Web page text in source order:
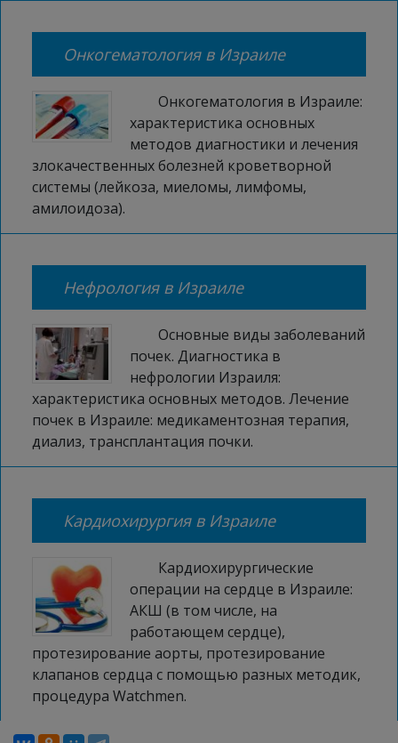
Онкогематология в Израиле
Онкогематология в Израиле:
характеристика основных
методов диагностики и лечения
злокачественных болезней кроветворной
системы (лейкоза, миеломы, лимфомы,
амилоидоза).
Нефрология в Израиле
Основные виды заболеваний
почек. Диагностика в
нефрологии Израиля:
характеристика основных методов. Лечение
почек в Израиле: медикаментозная терапия,
диализ, трансплантация почки.
Кардиохирургия в Израиле
Кардиохирургические
операции на сердце в Израиле:
АКШ (в том числе, на
работающем сердце),
протезирование аорты, протезирование
клапанов сердца с помощью разных методик,
процедура Watchmen.